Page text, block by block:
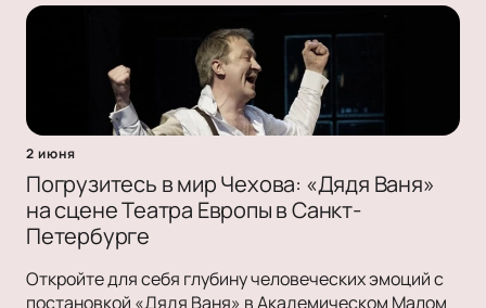
2 июня
Погрузитесь в мир Чехова: «Дядя Ваня»
на сцене Театра Европы в Санкт-
Петербурге
Откройте для себя глубину человеческих эмоций с
постановкой «Дядя Ваня» в Академическом Малом